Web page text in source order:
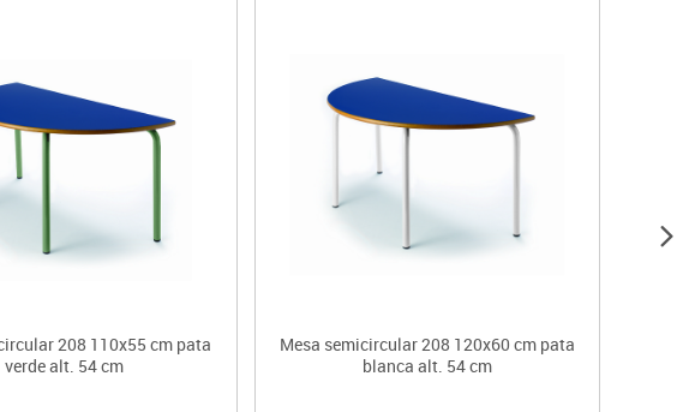
208 110x55 cm pata
verde alt. 54 cm
Mesa semicircular 208 120x60 cm pata
blanca alt. 54 cm